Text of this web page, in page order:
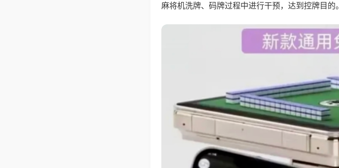
麻将机洗牌、码牌过程中进行干预，达到控牌目的。